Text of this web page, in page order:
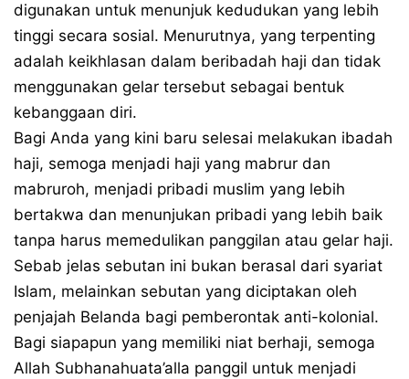
digunakan untuk menunjuk kedudukan yang lebih
tinggi secara sosial. Menurutnya, yang terpenting
adalah keikhlasan dalam beribadah haji dan tidak
menggunakan gelar tersebut sebagai bentuk
kebanggaan diri.
Bagi Anda yang kini baru selesai melakukan ibadah
haji, semoga menjadi haji yang mabrur dan
mabruroh, menjadi pribadi muslim yang lebih
bertakwa dan menunjukan pribadi yang lebih baik
tanpa harus memedulikan panggilan atau gelar haji.
Sebab jelas sebutan ini bukan berasal dari syariat
Islam, melainkan sebutan yang diciptakan oleh
penjajah Belanda bagi pemberontak anti-kolonial.
Bagi siapapun yang memiliki niat berhaji, semoga
Allah Subhanahuata’alla panggil untuk menjadi